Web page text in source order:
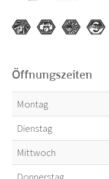
Öffnungszeiten
Montag
Dienstag
Mittwoch